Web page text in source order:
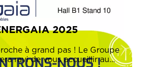
2025
à grand pas ! Le Groupe
ravi de vous accueillir au…